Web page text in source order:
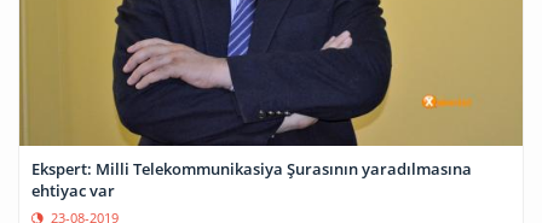
Ekspert: Milli Telekommunikasiya Şurasının yaradılmasına
ehtiyac var
23-08-2019